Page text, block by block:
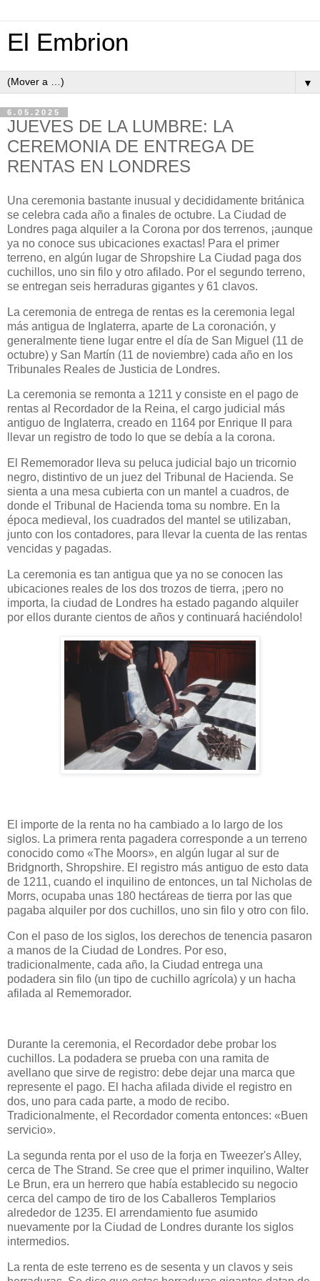
El Embrion
▼
6.05.2025
JUEVES DE LA LUMBRE: LA
CEREMONIA DE ENTREGA DE
RENTAS EN LONDRES
Una ceremonia bastante inusual y decididamente británica
se celebra cada año a finales de octubre. La Ciudad de
Londres paga alquiler a la Corona por dos terrenos, ¡aunque
ya no conoce sus ubicaciones exactas! Para el primer
terreno, en algún lugar de Shropshire La Ciudad paga dos
cuchillos, uno sin filo y otro afilado. Por el segundo terreno,
se entregan seis herraduras gigantes y 61 clavos.
La ceremonia de entrega de rentas es la ceremonia legal
más antigua de Inglaterra, aparte de La coronación, y
generalmente tiene lugar entre el día de San Miguel (11 de
octubre) y San Martín (11 de noviembre) cada año en los
Tribunales Reales de Justicia de Londres.
La ceremonia se remonta a 1211 y consiste en el pago de
rentas al Recordador de la Reina, el cargo judicial más
antiguo de Inglaterra, creado en 1164 por Enrique II para
llevar un registro de todo lo que se debía a la corona.
El Rememorador lleva su peluca judicial bajo un tricornio
negro, distintivo de un juez del Tribunal de Hacienda. Se
sienta a una mesa cubierta con un mantel a cuadros, de
donde el Tribunal de Hacienda toma su nombre. En la
época medieval, los cuadrados del mantel se utilizaban,
junto con los contadores, para llevar la cuenta de las rentas
vencidas y pagadas.
La ceremonia es tan antigua que ya no se conocen las
ubicaciones reales de los dos trozos de tierra, ¡pero no
importa, la ciudad de Londres ha estado pagando alquiler
por ellos durante cientos de años y continuará haciéndolo!
El importe de la renta no ha cambiado a lo largo de los
siglos. La primera renta pagadera corresponde a un terreno
conocido como «The Moors», en algún lugar al sur de
Bridgnorth, Shropshire. El registro más antiguo de esto data
de 1211, cuando el inquilino de entonces, un tal Nicholas de
Morrs, ocupaba unas 180 hectáreas de tierra por las que
pagaba alquiler por dos cuchillos, uno sin filo y otro con filo.
Con el paso de los siglos, los derechos de tenencia pasaron
a manos de la Ciudad de Londres. Por eso,
tradicionalmente, cada año, la Ciudad entrega una
podadera sin filo (un tipo de cuchillo agrícola) y un hacha
afilada al Rememorador.
Durante la ceremonia, el Recordador debe probar los
cuchillos. La podadera se prueba con una ramita de
avellano que sirve de registro: debe dejar una marca que
represente el pago. El hacha afilada divide el registro en
dos, uno para cada parte, a modo de recibo.
Tradicionalmente, el Recordador comenta entonces: «Buen
servicio».
La segunda renta por el uso de la forja en Tweezer's Alley,
cerca de The Strand. Se cree que el primer inquilino, Walter
Le Brun, era un herrero que había establecido su negocio
cerca del campo de tiro de los Caballeros Templarios
alrededor de 1235. El arrendamiento fue asumido
nuevamente por la Ciudad de Londres durante los siglos
intermedios.
La renta de este terreno es de sesenta y un clavos y seis